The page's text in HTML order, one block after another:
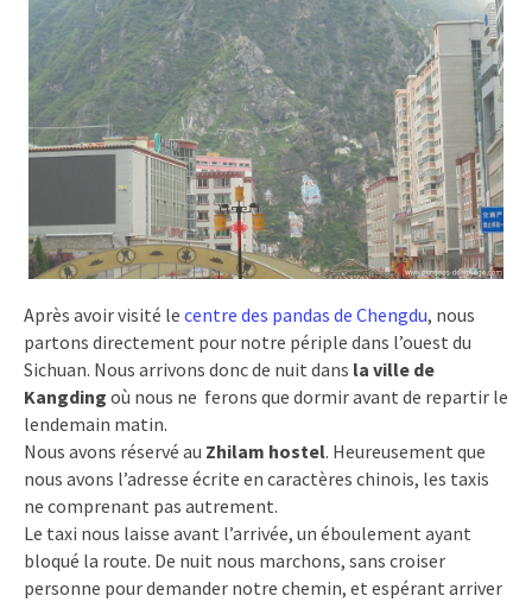
Après avoir visité le centre des pandas de Chengdu, nous
partons directement pour notre périple dans l’ouest du
Sichuan. Nous arrivons donc de nuit dans la ville de
Kangding où nous ne ferons que dormir avant de repartir le
lendemain matin.
Nous avons réservé au Zhilam hostel. Heureusement que
nous avons l’adresse écrite en caractères chinois, les taxis
ne comprenant pas autrement.
Le taxi nous laisse avant l’arrivée, un éboulement ayant
bloqué la route. De nuit nous marchons, sans croiser
personne pour demander notre chemin, et espérant arriver